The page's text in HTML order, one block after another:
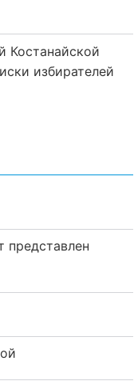
Костанайской
избирателей
представлен